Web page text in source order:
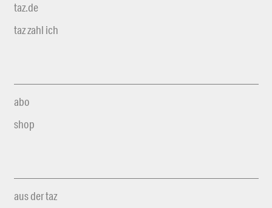
taz.de
taz zahl ich
abo
shop
aus der taz